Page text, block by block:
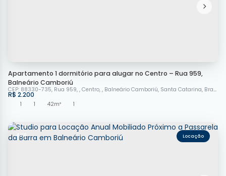
Apartamento 1 dormitório para alugar no Centro – Rua 959,
Balneário Camboriú
R$ 2.200
CEP: 88330-735, Rua 959 , Centro , Balneário Camboriú, Santa Catarina, Brasil
1
1 42m² 1
4419